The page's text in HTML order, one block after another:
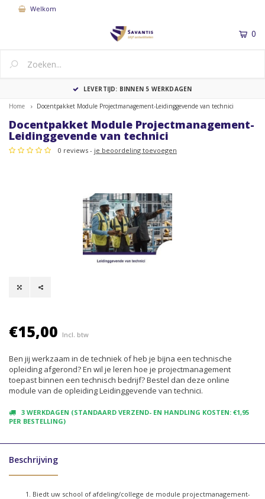
Welkom
0
LEVERTIJD: BINNEN 5 WERKDAGEN
Home Docentpakket Module Projectmanagement-Leidinggevende van technici
Docentpakket Module Projectmanagement-
Leidinggevende van technici
0 reviews - je beoordeling toevoegen
€15,00 Incl. btw
Ben jij werkzaam in de techniek of heb je bijna een technische
opleiding afgerond? En wil je leren hoe je projectmanagement
toepast binnen een technisch bedrijf? Bestel dan deze online
module van de opleiding Leidinggevende van technici.
3 WERKDAGEN (STANDAARD VERZEND- EN HANDLING KOSTEN: €1,95
PER BESTELLING)
Beschrijving
Biedt uw school of afdeling/college de module projectmanagement-